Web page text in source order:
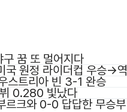
꿈 또 멀어지다
국 원정 라이더컵 우승→
스트리아 빈 3-1 완승
0.280 빛났다
르크와 0-0 답답한 무승부